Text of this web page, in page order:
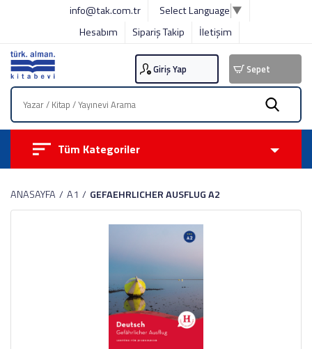
info@tak.com.tr Select Language ▼
Hesabım
Sipariş Takip İletişim
Giriş Yap Sepet
Tüm Kategoriler
ANASAYFA A1 GEFAEHRLICHER AUSFLUG A2